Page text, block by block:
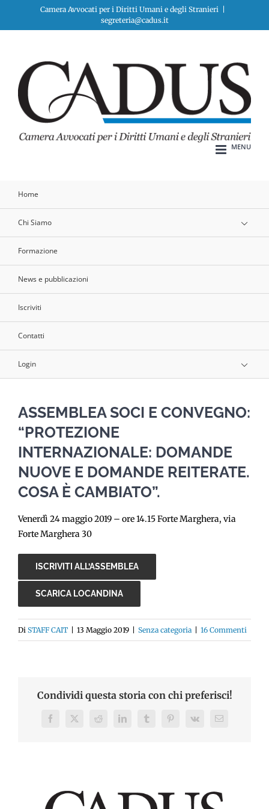
Camera Avvocati per i Diritti Umani e degli Stranieri
segreteria@cadus.it
Home
Chi Siamo
Formazione
News e pubblicazioni
Iscriviti
Contatti
Login
ASSEMBLEA SOCI E CONVEGNO:
“PROTEZIONE
INTERNAZIONALE: DOMANDE
NUOVE E DOMANDE REITERATE.
COSA È CAMBIATO”.
Venerdì 24 maggio 2019 – ore 14.15 Forte Marghera, via
Forte Marghera 30
ISCRIVITI ALL’ASSEMBLEA
SCARICA LOCANDINA
Di STAFF CAIT 13 Maggio 2019 Senza categoria 16 Commenti
Condividi questa storia con chi preferisci!
Facebook
X Reddit LinkedInTumblrPinterest
Vk Email